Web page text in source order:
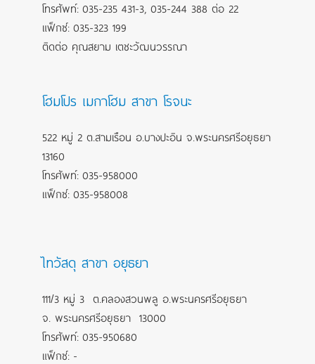
โทรศัพท์: 035-235 431-3, 035-244 388 ต่อ 22
แฟ็กซ์: 035-323 199
ติดต่อ คุณสยาม เตชะวัฒนวรรณา
โฮมโปร เมกาโฮม สาขา โรจนะ
522 หมู่ 2 ต.สามเรือน อ.บางปะอิน จ.พระนครศรีอยุธยา
13160
โทรศัพท์: 035-958000
แฟ็กซ์: 035-958008
ไทวัสดุ สาขา อยุธยา
111/3 หมู่ 3 ต.คลองสวนพลู อ.พระนครศรีอยุธยา
จ. พระนครศรีอยุธยา 13000
โทรศัพท์: 035-950680
แฟ็กซ์: -